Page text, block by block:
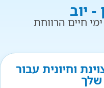
יוב
חיים הרווחת
וחיונית עבור
שלך